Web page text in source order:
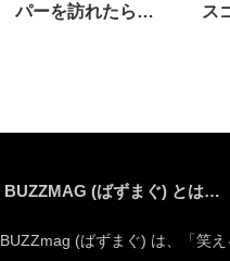
パーを訪れたら…
ス
BUZZMAG (ばずまぐ) とは…
BUZZmag (ばずまぐ) は、「笑